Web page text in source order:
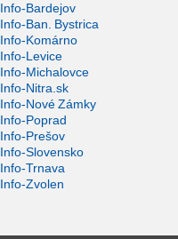
Info-Bardejov
Info-Ban. Bystrica
Info-Komárno
Info-Levice
Info-Michalovce
Info-Nitra.sk
Info-Nové Zámky
Info-Poprad
Info-Prešov
Info-Slovensko
Info-Trnava
Info-Zvolen